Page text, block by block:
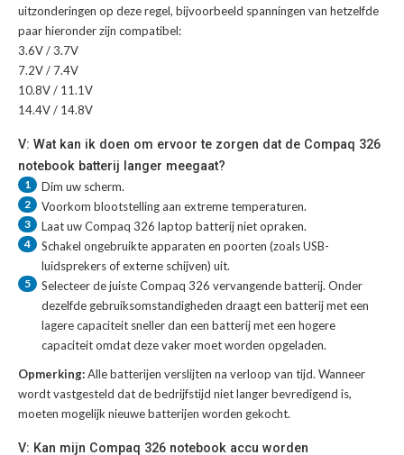
uitzonderingen op deze regel, bijvoorbeeld spanningen van hetzelfde
paar hieronder zijn compatibel:
3.6V / 3.7V
7.2V / 7.4V
10.8V / 11.1V
14.4V / 14.8V
V: Wat kan ik doen om ervoor te zorgen dat de Compaq 326
notebook batterij langer meegaat?
1 Dim uw scherm.
2 Voorkom blootstelling aan extreme temperaturen.
3 Laat uwCompaq 326 laptop batterijniet opraken.
4
Schakel ongebruikte apparaten en poorten (zoals USB-
luidsprekers of externe schijven) uit.
5 Selecteer de juisteCompaq 326 vervangende batterij. Onder
dezelfde gebruiksomstandigheden draagt een batterij met een
lagere capaciteit sneller dan een batterij met een hogere
capaciteit omdat deze vaker moet worden opgeladen.
Opmerking:Alle batterijen verslijten na verloop van tijd. Wanneer
wordt vastgesteld dat de bedrijfstijd niet langer bevredigend is,
moeten mogelijk nieuwe batterijen worden gekocht.
V: Kan mijn Compaq 326 notebook accu worden